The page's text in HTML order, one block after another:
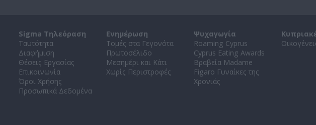
Sigma Τηλεόραση
Ταυτότητα
Διαφήμιση
Θέσεις Εργασίας
Επικοινωνία
Όροι Χρήσης
Προσωπικά Δεδομένα
Ενημέρωση
Τομές στα Γεγονότα
Πρωτοσέλιδο
Μεσημέρι και Κάτι
Χωρίς Περιστροφές
Ψυχαγωγία
Roaming Cyprus
Cyprus Eating Awards
Βραβεία Madame
Figaro Γυναίκες της
Χρονιάς